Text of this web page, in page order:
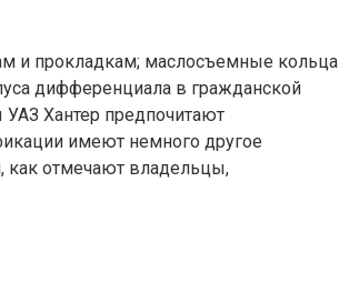
и прокладкам; маслосъемные кольца
дифференциала в гражданской
Хантер предпочитают
имеют немного другое
как отмечают владельцы,